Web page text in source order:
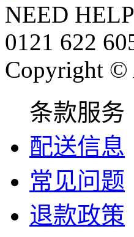
NEED
0121 622
Copyright ©
条款服务
配送信息
常见问题
退款政策